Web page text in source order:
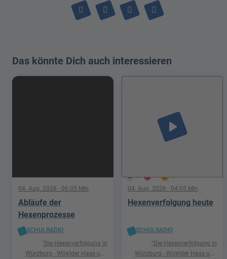
Das könnte Dich auch interessieren
04. Aug. 2026 · 06:05 Min
Abläufe der
Hexenprozesse
SCHULRADIO
"Die Hexenverfolgung in
Würzburg - Wi(e)der Hass und
5 1 0
play_arrow
04. Aug. 2026 · 04:05 Min
Hexenverfolgung heute
SCHULRADIO
"Die Hexenverfolgung in
Würzburg - Wi(e)der Hass und